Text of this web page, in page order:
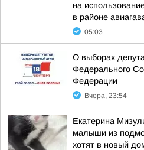
на
в районе
05:03
О выборах
Федерального
Федерации
Вчера, 23:54
Екатерина
малыши из
хотят в новый